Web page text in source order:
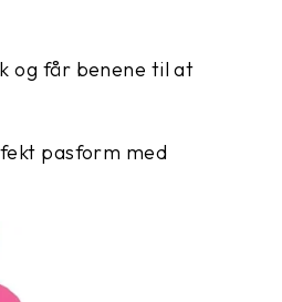
og får benene til at
pasform med